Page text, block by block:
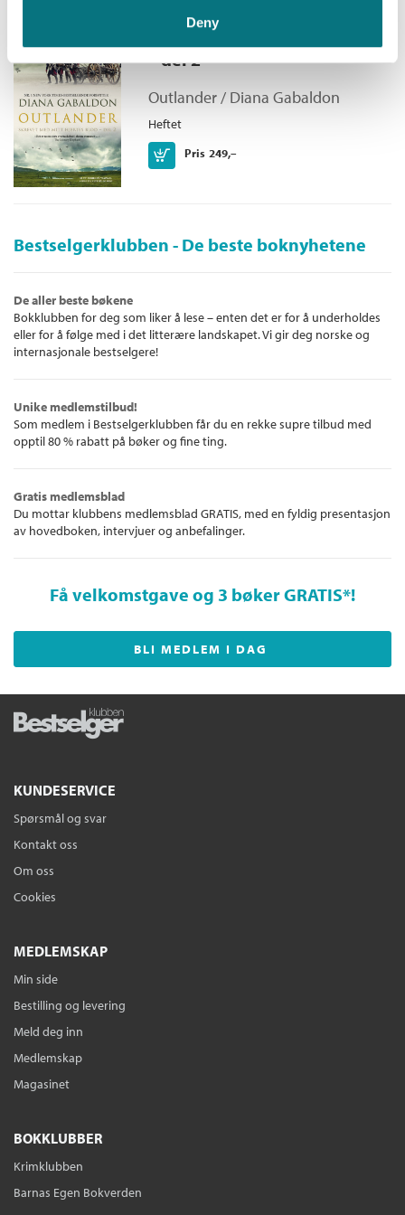
Deny
Fantasyismorefun.com
«For en fantastisk historie!»
AnotherLookBookReviews
– del 2
Outlander / Diana Gabaldon
Heftet
Pris 249,–
Kjøp
Bestselgerklubben - De beste boknyhetene
De aller beste bøkene
Bokklubben for deg som liker å lese – enten det er for å underholdes
eller for å følge med i det litterære landskapet. Vi gir deg norske og
internasjonale bestselgere!
Unike medlemstilbud!
Som medlem i Bestselgerklubben får du en rekke supre tilbud med
opptil 80 % rabatt på bøker og fine ting.
Gratis medlemsblad
Du mottar klubbens medlemsblad GRATIS, med en fyldig presentasjon
av hovedboken, intervjuer og anbefalinger.
Få velkomstgave og 3 bøker GRATIS*!
BLI MEDLEM I DAG
KUNDESERVICE
Spørsmål og svar
Kontakt oss
Om oss
Cookies
MEDLEMSKAP
Min side
Bestilling og levering
Meld deg inn
Medlemskap
Magasinet
BOKKLUBBER
Krimklubben
Barnas Egen Bokverden